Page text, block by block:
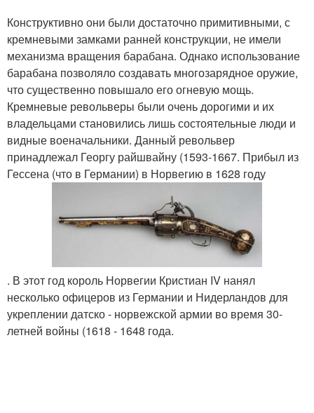
Конструктивно они были достаточно примитивными, с
кремневыми замками ранней конструкции, не имели
механизма вращения барабана. Однако использование
барабана позволяло создавать многозарядное оружие,
что существенно повышало его огневую мощь.
Кремневые револьверы были очень дорогими и их
владельцами становились лишь состоятельные люди и
видные военачальники. Данный револьвер
принадлежал Георгу райшвайну (1593-1667. Прибыл из
Гессена (что в Германии) в Норвегию в 1628 году
. В этот год король Норвегии Кристиан IV нанял
несколько офицеров из Германии и Нидерландов для
укреплении датско - норвежской армии во время 30-
летней войны (1618 - 1648 года.